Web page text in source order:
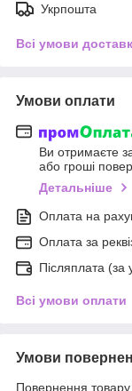
Укрпошта
Всі умови
Умови оплати
Ви отримаєте
або гроші
Детальніше
Оплата на
Оплата за
Післяплата
Всі умови оплати
Умови
Повернення